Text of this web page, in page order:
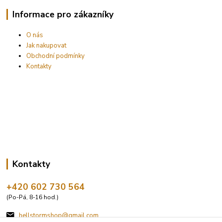
Informace pro zákazníky
O nás
Jak nakupovat
Obchodní podmínky
Kontakty
Kontakty
+420 602 730 564
(Po-Pá, 8-16 hod.)
hellstormshop@gmail.com